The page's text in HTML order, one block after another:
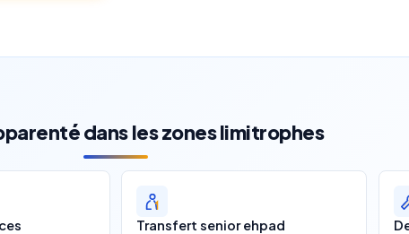
dans les zones limitrophes
Transfert senior ehpad